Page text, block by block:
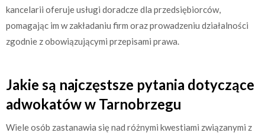
kancelarii oferuje usługi doradcze dla przedsiębiorców,
pomagając im w zakładaniu firm oraz prowadzeniu działalności
zgodnie z obowiązującymi przepisami prawa.
Jakie są najczęstsze pytania dotyczące
adwokatów w Tarnobrzegu
Wiele osób zastanawia się nad różnymi kwestiami związanymi z